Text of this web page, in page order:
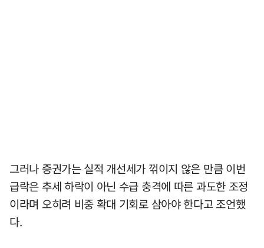
그러나 증권가는 실적 개선세가 꺾이지 않은 만큼 이번
급락은 추세 하락이 아닌 수급 충격에 따른 과도한 조정
이라며 오히려 비중 확대 기회로 삼아야 한다고 조언했
다.